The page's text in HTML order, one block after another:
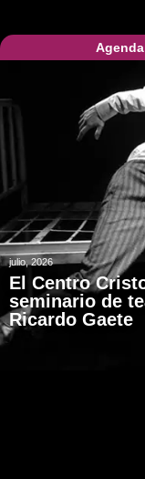
julio, 2026
El Centro
seminario de
Ricardo Gaete